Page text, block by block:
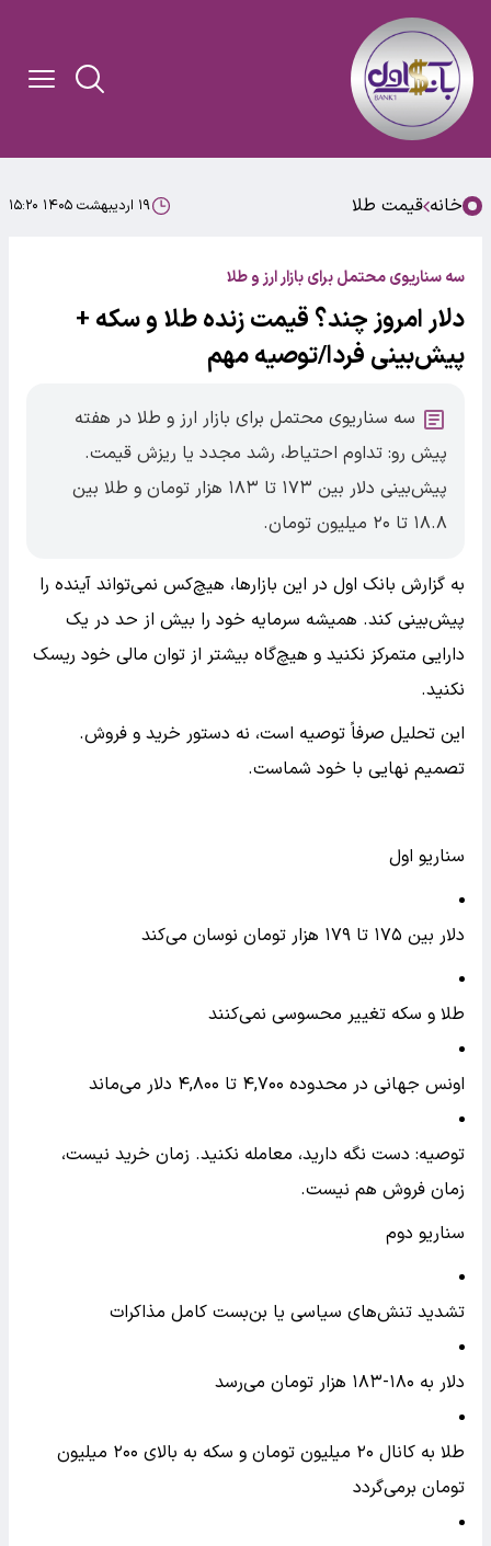
خانه قیمت طلا ۱۹ اردیبهشت ۱۴۰۵ ۱۵:۲۰
سه سناریوی محتمل برای بازار ارز و طلا
دلار امروز چند؟ قیمت زنده طلا و سکه +
پیش‌بینی فردا/توصیه مهم
سه سناریوی محتمل برای بازار ارز و طلا در هفته
پیش رو: تداوم احتیاط، رشد مجدد یا ریزش قیمت.
پیش‌بینی دلار بین ۱۷۳ تا ۱۸۳ هزار تومان و طلا بین
۱۸.۸ تا ۲۰ میلیون تومان.
به گزارش بانک اول در این بازارها، هیچ‌کس نمی‌تواند آینده را
پیش‌بینی کند. همیشه سرمایه خود را بیش از حد در یک
دارایی متمرکز نکنید و هیچ‌گاه بیشتر از توان مالی خود ریسک
نکنید.
این تحلیل صرفاً توصیه است، نه دستور خرید و فروش.
تصمیم نهایی با خود شماست.
سناریو اول
دلار بین ۱۷۵ تا ۱۷۹ هزار تومان نوسان می‌کند
طلا و سکه تغییر محسوسی نمی‌کنند
اونس جهانی در محدوده ۴,۷۰۰ تا ۴,۸۰۰ دلار می‌ماند
توصیه: دست نگه دارید، معامله نکنید. زمان خرید نیست،
زمان فروش هم نیست.
سناریو دوم
تشدید تنش‌های سیاسی یا بن‌بست کامل مذاکرات
دلار به ۱۸۰-۱۸۳ هزار تومان می‌رسد
طلا به کانال ۲۰ میلیون تومان و سکه به بالای ۲۰۰ میلیون
تومان برمی‌گردد